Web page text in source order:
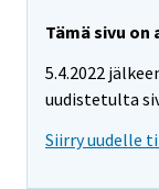
Tämä sivu
5.4.2022
uudistetulta
Siirry uudelle